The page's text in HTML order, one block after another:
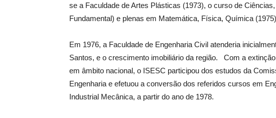
se a Faculdade de Artes Plásticas (1973), o curso de
Fundamental) e plenas em Matemática, Física, Química
Em 1976, a Faculdade de Engenharia Civil atenderia
Santos, e o crescimento imobiliário da região. Com a
em âmbito nacional, o ISESC participou dos estudos da
Engenharia e efetuou a conversão dos referidos cursos em
Industrial Mecânica, a partir do ano de 1978.